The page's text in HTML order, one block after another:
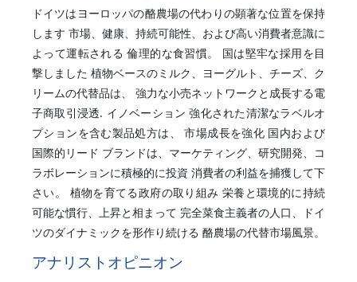
ドイツはヨーロッパの酪農場の代わりの顕著な位置を保持
します 市場、健康、持続可能性、および高い消費者意識に
よって運転される 倫理的な食習慣。 国は堅牢な採用を目
撃しました 植物ベースのミルク、ヨーグルト、チーズ、ク
リームの代替品は、 強力な小売ネットワークと成長する電
子商取引浸透. イノベーション 強化された清潔なラベルオ
プションを含む製品処方は、 市場成長を強化 国内および
国際的リード ブランドは、マーケティング、研究開発、コ
ラボレーションに積極的に投資 消費者の利益を捕獲して下
さい。 植物を育てる政府の取り組み 栄養と環境的に持続
可能な慣行、上昇と相まって 完全菜食主義者の人口、ドイ
ツのダイナミックを形作り続ける 酪農場の代替市場風景。
アナリストオピニオン